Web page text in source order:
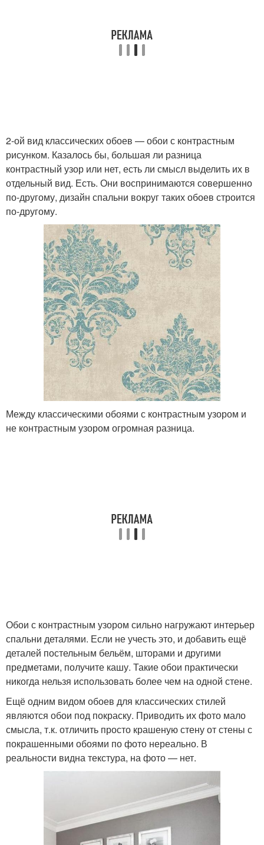
2-ой вид классических обоев — обои с контрастным
рисунком. Казалось бы, большая ли разница
контрастный узор или нет, есть ли смысл выделить их в
отдельный вид. Есть. Они воспринимаются совершенно
по-другому, дизайн спальни вокруг таких обоев строится
по-другому.
Между классическими обоями с контрастным узором и
не контрастным узором огромная разница.
Обои с контрастным узором сильно нагружают интерьер
спальни деталями. Если не учесть это, и добавить ещё
деталей постельным бельём, шторами и другими
предметами, получите кашу. Такие обои практически
никогда нельзя использовать более чем на одной стене.
Ещё одним видом обоев для классических стилей
являются обои под покраску. Приводить их фото мало
смысла, т.к. отличить просто крашеную стену от стены с
покрашенными обоями по фото нереально. В
реальности видна текстура, на фото — нет.